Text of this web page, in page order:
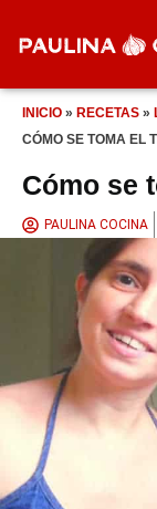
INICIO » RECETAS »
CÓMO SE TOMA EL
Cómo se
PAULINA COCINA